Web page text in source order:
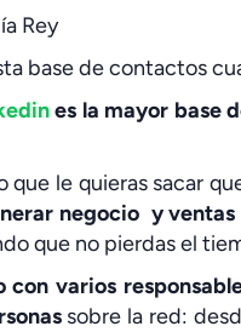
base de contactos
es la mayor base
que le quieras sacar
negocio y ventas
que no pierdas el
con varios
sobre la red: